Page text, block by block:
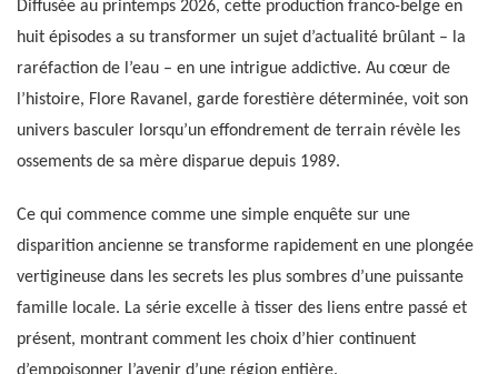
Diffusée au printemps 2026, cette production franco-belge en
huit épisodes a su transformer un sujet d’actualité brûlant – la
raréfaction de l’eau – en une intrigue addictive. Au cœur de
l’histoire, Flore Ravanel, garde forestière déterminée, voit son
univers basculer lorsqu’un effondrement de terrain révèle les
ossements de sa mère disparue depuis 1989.
Ce qui commence comme une simple enquête sur une
disparition ancienne se transforme rapidement en une plongée
vertigineuse dans les secrets les plus sombres d’une puissante
famille locale. La série excelle à tisser des liens entre passé et
présent, montrant comment les choix d’hier continuent
d’empoisonner l’avenir d’une région entière.